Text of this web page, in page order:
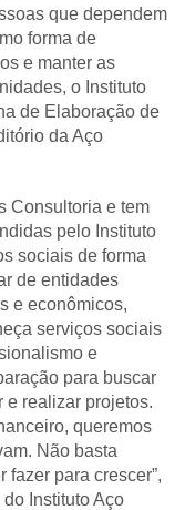
que dependem
forma de
e manter as
o Instituto
de Elaboração de
da Aço
Consultoria e tem
pelo Instituto
sociais de forma
de entidades
e econômicos,
serviços sociais
e
para buscar
e realizar projetos.
queremos
Não basta
fazer para crescer”,
Instituto Aço